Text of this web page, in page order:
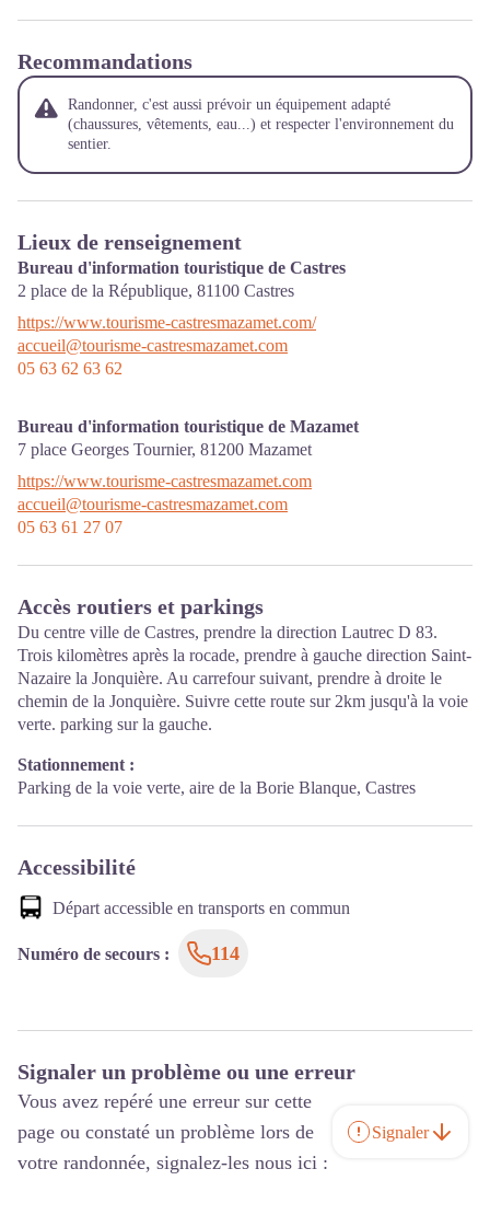
Recommandations
Randonner, c'est aussi prévoir un équipement adapté
(chaussures, vêtements, eau...) et respecter l'environnement du
sentier.
Lieux de renseignement
Bureau d'information touristique de Castres
2 place de la République, 81100 Castres
https://www.tourisme-castresmazamet.com/
accueil@tourisme-castresmazamet.com
05 63 62 63 62
Bureau d'information touristique de Mazamet
7 place Georges Tournier, 81200 Mazamet
https://www.tourisme-castresmazamet.com
accueil@tourisme-castresmazamet.com
05 63 61 27 07
Accès routiers et parkings
Du centre ville de Castres, prendre la direction Lautrec D 83.
Trois kilomètres après la rocade, prendre à gauche direction Saint-
Nazaire la Jonquière. Au carrefour suivant, prendre à droite le
chemin de la Jonquière. Suivre cette route sur 2km jusqu'à la voie
verte. parking sur la gauche.
Stationnement :
Parking de la voie verte, aire de la Borie Blanque, Castres
Accessibilité
Départ accessible en transports en commun
Numéro de secours : 114
Signaler un problème ou une erreur
Vous avez repéré une erreur sur cette
page ou constaté un problème lors de
votre randonnée, signalez-les nous ici :
Signaler